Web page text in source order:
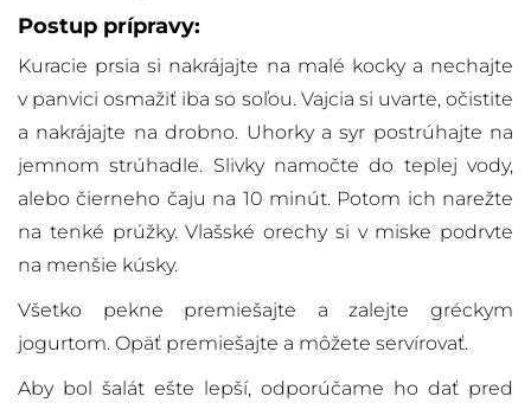
Postup prípravy:
Kuracie prsia si nakrájajte na malé kocky a nechajte
v panvici osmažiť iba so soľou. Vajcia si uvarte, očistite
a nakrájajte na drobno. Uhorky a syr postrúhajte na
jemnom strúhadle. Slivky namočte do teplej vody,
alebo čierneho čaju na 10 minút. Potom ich narežte
na tenké prúžky. Vlašské orechy si v miske podrvte
na menšie kúsky.
Všetko pekne premiešajte a zalejte gréckym
jogurtom. Opäť premiešajte a môžete servírovať.
Aby bol šalát ešte lepší, odporúčame ho dať pred